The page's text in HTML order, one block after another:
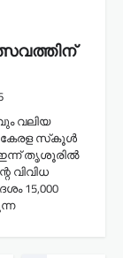
വലിയ
കേരള സ്‌കൂൾ
തൃശൂരിൽ
വിവിധ
15,000